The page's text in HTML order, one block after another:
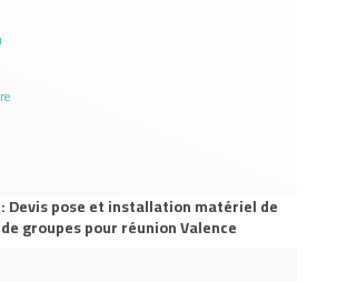
Devis pose et installation matériel de
groupes pour réunion Valence